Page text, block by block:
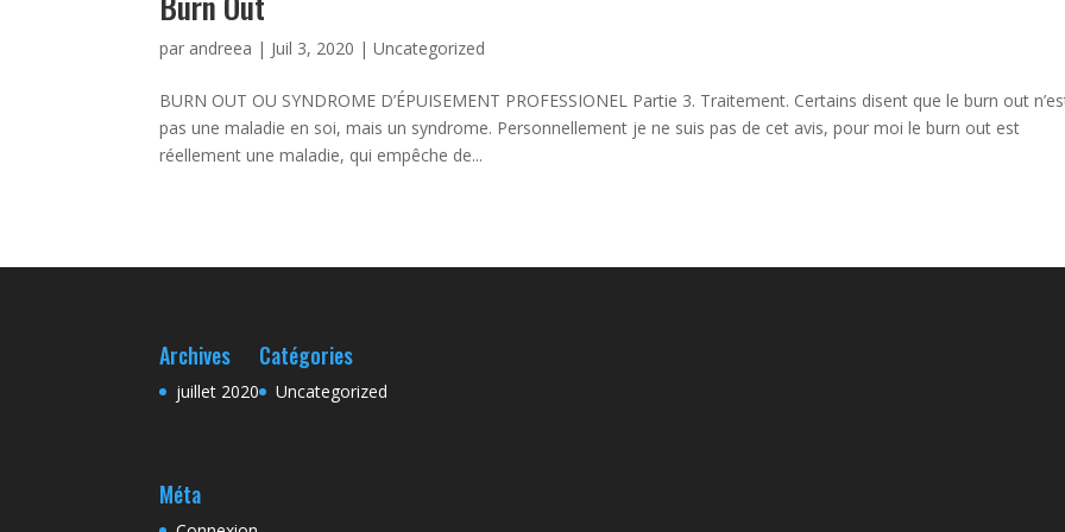
par andreea | Juil 3, 2020 |Uncategorized
BURN OUT OU SYNDROME D’ÉPUISEMENT PROFESSIONEL Partie 3. Traitement. Certains disent que le burn out
pas une maladie en soi, mais un syndrome. Personnellement je ne suis pas de cet avis, pour moi le burn out est
réellement une maladie, qui empêche de...
Archives
juillet 2020
Catégories
Uncategorized
Méta